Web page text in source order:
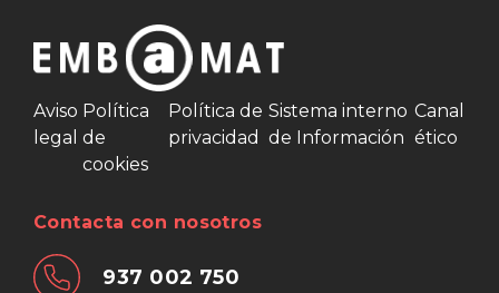
Aviso
legal
Política
de
cookies
Política de
privacidad
Sistema interno
de Información
Canal
ético
Contacta con nosotros
937 002 750